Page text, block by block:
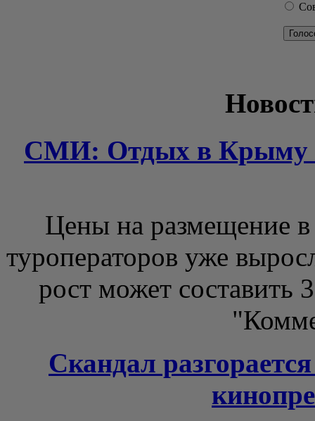
СМИ: Отдых в Крыму к
Цены на размещение
туроператоров уже
рост может составить
Скандал